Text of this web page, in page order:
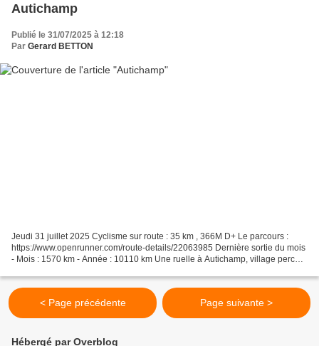
Autichamp
Publié le 31/07/2025 à 12:18
Par Gerard BETTON
Jeudi 31 juillet 2025 Cyclisme sur route : 35 km , 366M D+ Le parcours :
https://www.openrunner.com/route-details/22063985 Dernière sortie du mois
- Mois : 1570 km - Année : 10110 km Une ruelle à Autichamp, village perché.
< Page précédente Page suivante >
Hébergé par Overblog